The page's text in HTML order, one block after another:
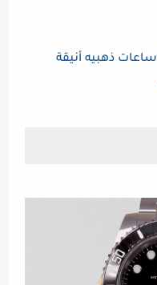
بالصور تشكيلة من 10 ساعات ذهبيه أنيقة